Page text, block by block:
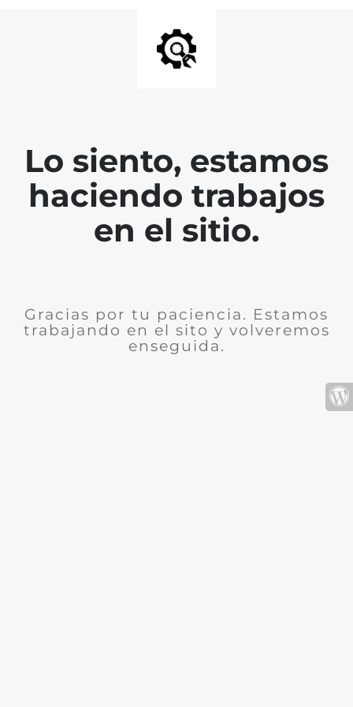
Lo siento, estamos
haciendo trabajos
en el sitio.
Gracias por tu paciencia. Estamos
trabajando en el sito y volveremos
enseguida.